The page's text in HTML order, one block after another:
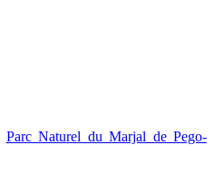
Parc Naturel du Marjal de Pego-